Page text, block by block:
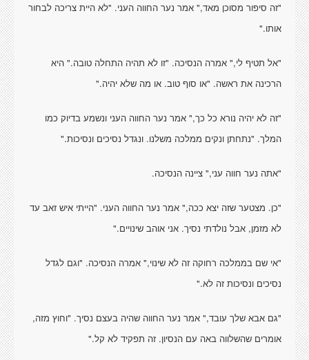
"זה סיפור מסוכן מאד," אמר נער החווה העני. "לא היית צריכה לבחור
אותו."
"אל תטיף לי," אמרה הנסיכה. "זו לא תהיה התחלה טובה." היא
הרכינה את ראשה. "או סוף טוב. או מה שלא יהיה."
"זה לא יהיה נורא כל כך," אמר נער החווה העני ונשמע בדיוק כמו
המלך. "נתחתן ונקים ממלכה משלנו. ונגדל נסיכים ונסיכות."
"אתה נער חווה עני," ציינה הנסיכה.
"כן. מצטער שזה יצא ככה," אמר נער החווה העני. "הייתי איש זאב עד
לא מזמן, אבל נולדתי נסיך. אני אוהב שינויים."
"אי שם בממלכה רחוקה זה לא שינוי," אמרה הנסיכה. "וגם לגדל
נסיכים ונסיכות זה לא."
"גם אבא שלך עובד," אמר נער החווה שהיה בעצם נסיך. "וחוץ מזה,
אומרים שהשלווה באה עם הנסיון. זה תפקיד לא קל."